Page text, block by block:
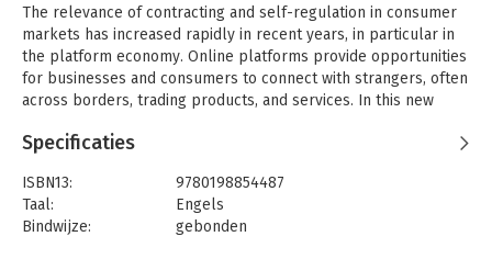
The relevance of contracting and self-regulation in consumer
markets has increased rapidly in recent years, in particular in
the platform economy. Online platforms provide opportunities
for businesses and consumers to connect with strangers, often
across borders, trading products, and services. In this new
own rules in their contractual relationships with users. This
private governance beyond the reach of state regulation.
Vanessa Mak explores recent developments in lawmaking
Specificaties
ISBN13:
9780198854487
Taal:
Engels
Bindwijze:
gebonden